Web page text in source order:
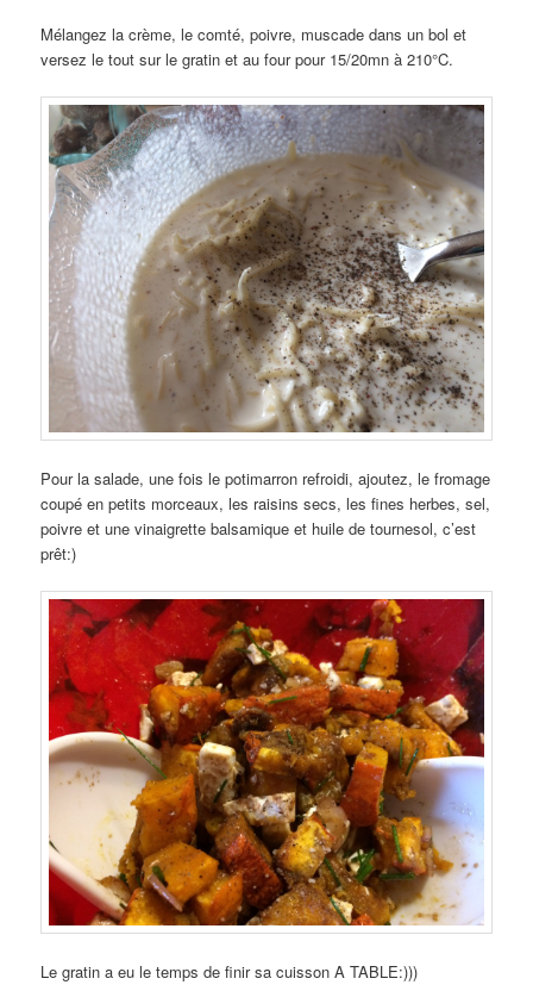
Mélangez la crème, le comté, poivre, muscade dans un bol et
versez le tout sur le gratin et au four pour 15/20mn à 210°C.
Pour la salade, une fois le potimarron refroidi, ajoutez, le fromage
coupé en petits morceaux, les raisins secs, les fines herbes, sel,
poivre et une vinaigrette balsamique et huile de tournesol, c’est
prêt:)
Le gratin a eu le temps de finir sa cuisson A TABLE:)))